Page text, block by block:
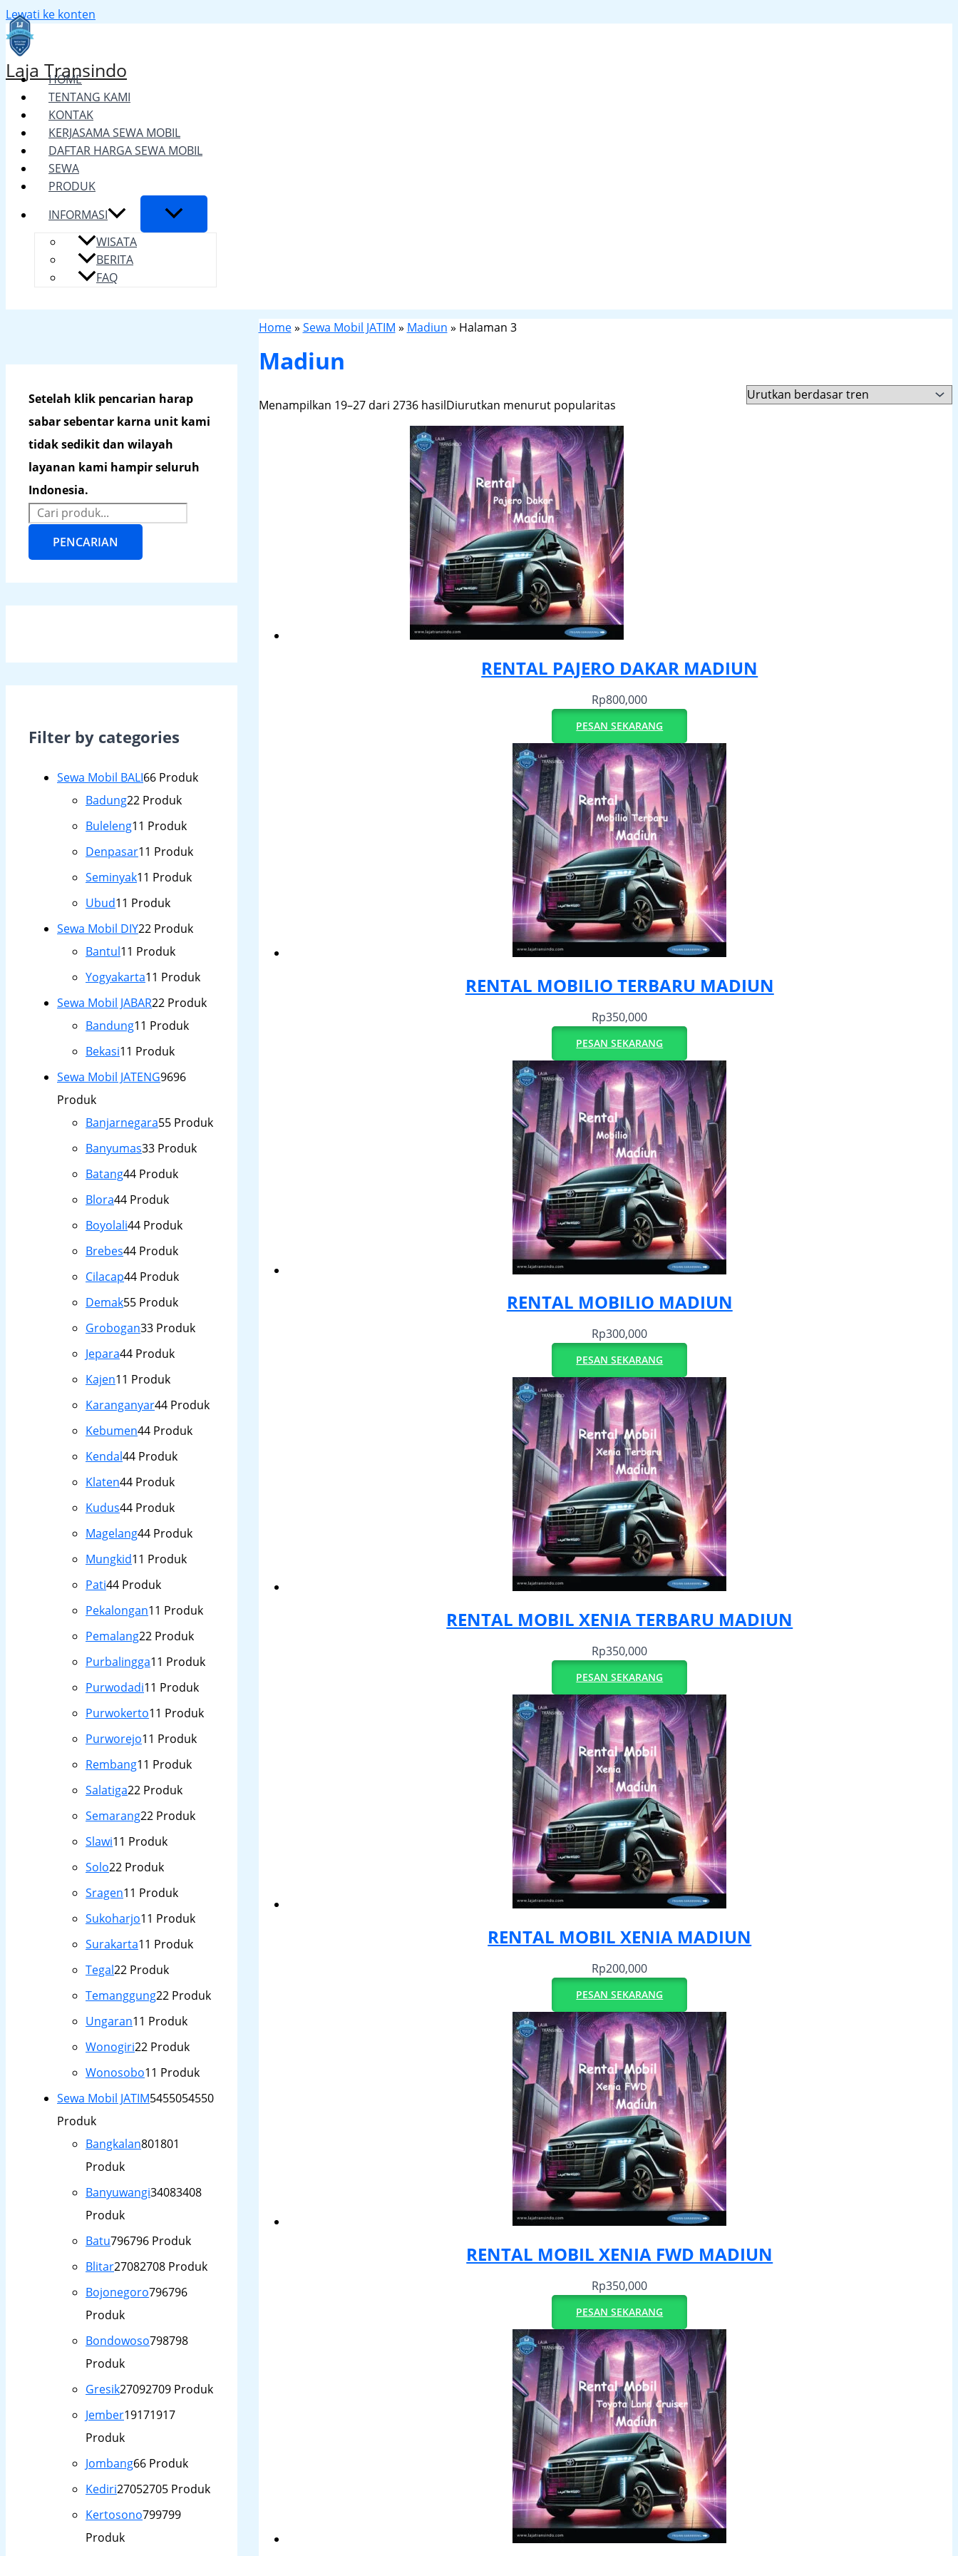
Lewati ke konten
Laja Transindo
HOME
TENTANG KAMI
KONTAK
KERJASAMA SEWA MOBIL
DAFTAR HARGA SEWA MOBIL
SEWA
PRODUK
INFORMASI
WISATA
BERITA
FAQ
Setelah klik pencarian harap
sabar sebentar karna unit kami
tidak sedikit dan wilayah
layanan kami hampir seluruh
Indonesia.
PENCARIAN
Filter by categories
Sewa Mobil BALI66 Produk
Badung22 Produk
Buleleng11 Produk
Denpasar11 Produk
Seminyak11 Produk
Ubud11 Produk
Sewa Mobil DIY22 Produk
Bantul11 Produk
Yogyakarta11 Produk
Sewa Mobil JABAR22 Produk
Bandung11 Produk
Bekasi11 Produk
Sewa Mobil JATENG9696
Produk
Banjarnegara55 Produk
Banyumas33 Produk
Batang44 Produk
Blora44 Produk
Boyolali44 Produk
Brebes44 Produk
Cilacap44 Produk
Demak55 Produk
Grobogan33 Produk
Jepara44 Produk
Kajen11 Produk
Karanganyar44 Produk
Kebumen44 Produk
Kendal44 Produk
Klaten44 Produk
Kudus44 Produk
Magelang44 Produk
Mungkid11 Produk
Pati44 Produk
Pekalongan11 Produk
Pemalang22 Produk
Purbalingga11 Produk
Purwodadi11 Produk
Purwokerto11 Produk
Purworejo11 Produk
Rembang11 Produk
Salatiga22 Produk
Semarang22 Produk
Slawi11 Produk
Solo22 Produk
Sragen11 Produk
Sukoharjo11 Produk
Surakarta11 Produk
Tegal22 Produk
Temanggung22 Produk
Ungaran11 Produk
Wonogiri22 Produk
Wonosobo11 Produk
Sewa Mobil JATIM5455054550
Produk
Bangkalan801801
Produk
Banyuwangi34083408
Produk
Batu796796 Produk
Blitar27082708 Produk
Bojonegoro796796
Produk
Bondowoso798798
Produk
Gresik27092709 Produk
Jember19171917
Produk
Jombang66 Produk
Kediri27052705 Produk
Kertosono799799
Produk
Home» Sewa Mobil JATIM » Madiun » Halaman 3
Madiun
Menampilkan 19–27 dari 2736 hasilDiurutkan menurut popularitas
RENTAL PAJERO DAKAR MADIUN
Rp800,000
PESAN SEKARANG
RENTAL MOBILIO TERBARU MADIUN
Rp350,000
PESAN SEKARANG
RENTAL MOBILIO MADIUN
Rp300,000
PESAN SEKARANG
RENTAL MOBIL XENIA TERBARU MADIUN
Rp350,000
PESAN SEKARANG
RENTAL MOBIL XENIA MADIUN
Rp200,000
PESAN SEKARANG
RENTAL MOBIL XENIA FWD MADIUN
Rp350,000
PESAN SEKARANG